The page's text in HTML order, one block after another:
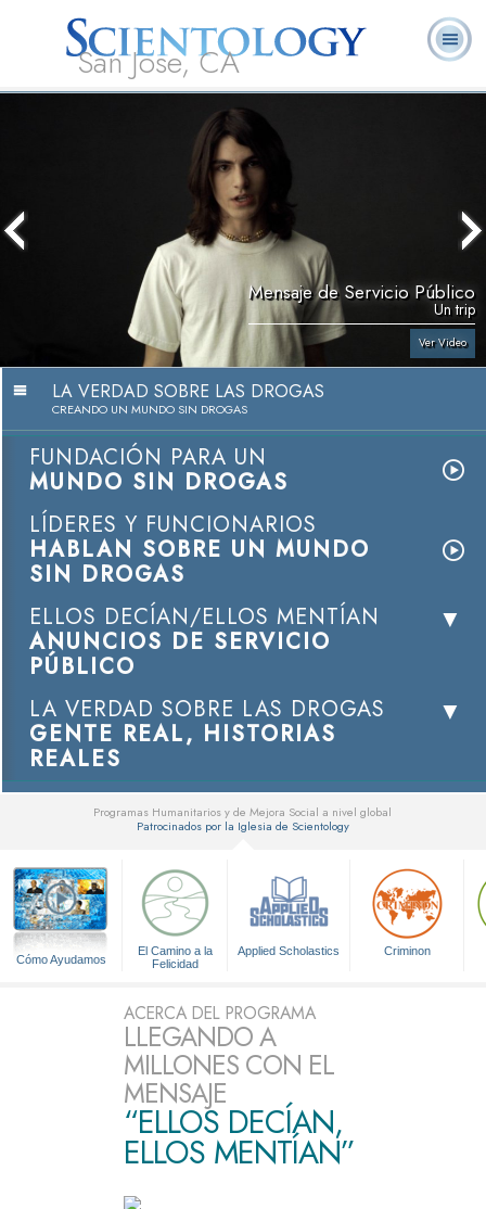
San Jose, CA
Scientology?
Mensaje de Servicio Público
Un trip
Ver Video
LA VERDAD SOBRE LAS DROGAS
CREANDO UN MUNDO SIN DROGAS
FUNDACIÓN PARA UN
MUNDO SIN DROGAS
LÍDERES Y FUNCIONARIOS
HABLAN SOBRE UN MUNDO
SIN DROGAS
ELLOS DECÍAN/ELLOS MENTÍAN
ANUNCIOS DE SERVICIO
PÚBLICO
LA VERDAD SOBRE LAS DROGAS
GENTE REAL, HISTORIAS
REALES
Programas Humanitarios y de Mejora Social a nivel global
Patrocinados por la Iglesia de Scientology
Cómo Ayudamos
El Camino a la
Felicidad
Applied Scholastics Criminon
ACERCA DEL PROGRAMA
LLEGANDO A
MILLONES CON EL
MENSAJE
“ELLOS DECÍAN,
ELLOS MENTÍAN”